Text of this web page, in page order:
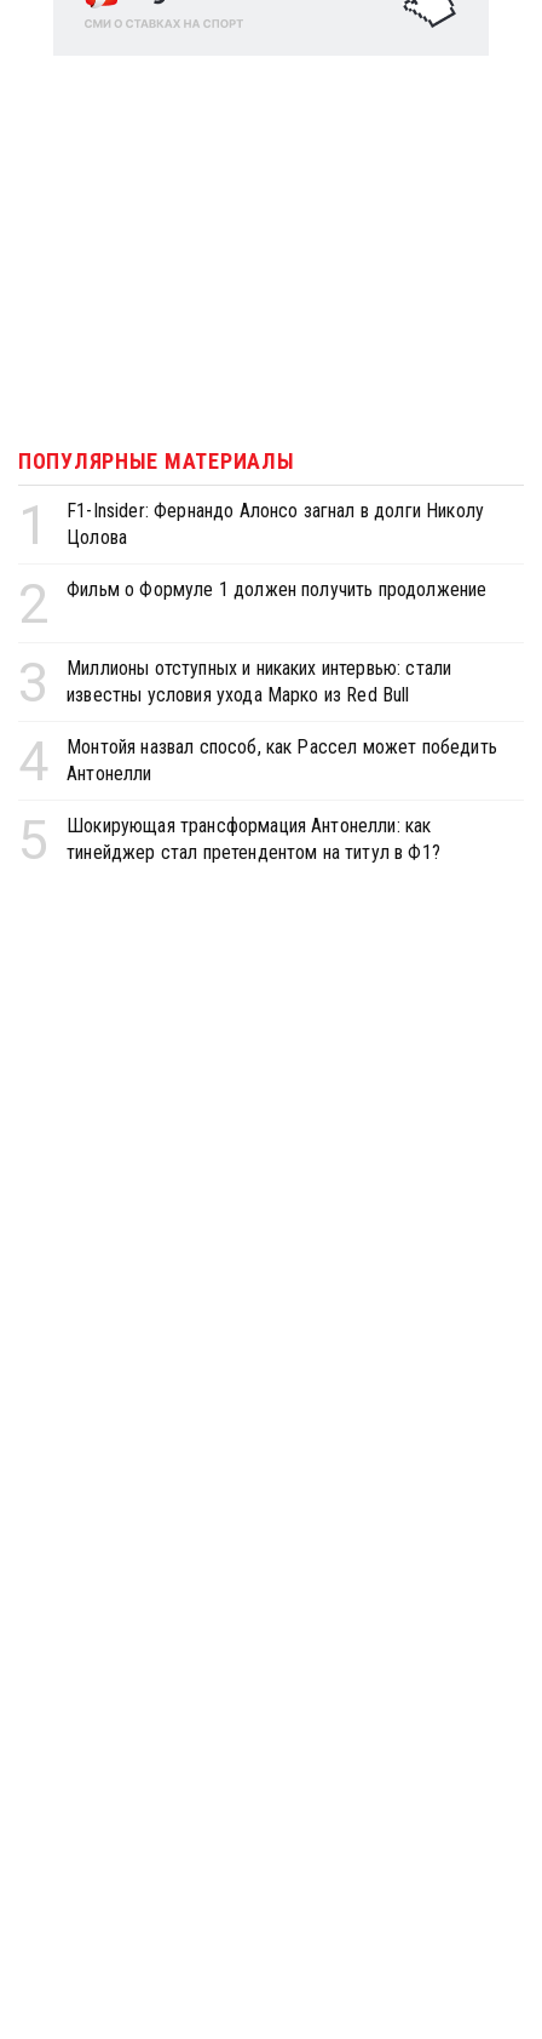
ПОПУЛЯРНЫЕ МАТЕРИАЛЫ
1
F1-Insider: Фернандо Алонсо загнал в долги Николу
Цолова
2 Фильм о Формуле 1 должен получить продолжение
3
Миллионы отступных и никаких интервью: стали
известны условия ухода Марко из Red Bull
4
Монтойя назвал способ, как Рассел может победить
Антонелли
5
Шокирующая трансформация Антонелли: как
тинейджер стал претендентом на титул в Ф1?